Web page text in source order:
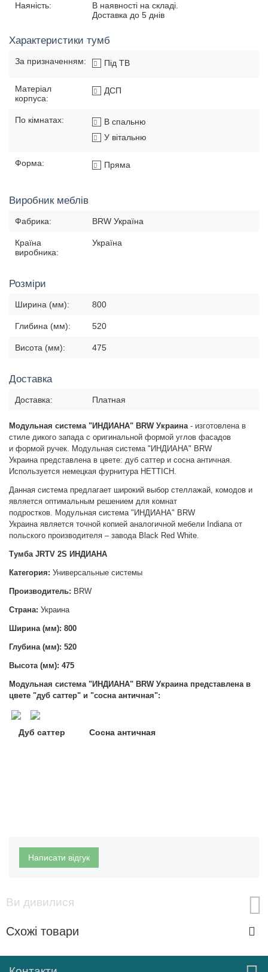
Наяність:
В наявності на складі.
Доставка до 5 днів
Характеристики тумб
За призначенням: Під ТВ
Матеріал
корпуса:
ДСП
По кімнатах:
В спальню
У вітальню
Форма: Пряма
Виробник меблів
Фабрика: BRW Україна
Країна
виробника:
Україна
Розміри
Ширина (мм): 800
Глибина (мм): 520
Висота (мм): 475
Доставка
Доставка: Платная
Модульная система "ИНДИАНА" BRW Украина- изготовлена в
стиле дикого запада с оригинальной формой углов фасадов
и формой ручек. Модульная система "ИНДИАНА" BRW
Украина представлена в цвете: дуб саттер и сосна античная.
Используется немецкая фурнитура HETTICH.
Данная система предлагает широкий выбор стеллажай, комодов и
является оптимальным решением для комнат
подростков. Модульная система "ИНДИАНА" BRW
Украинаявляется точной копией аналогичной мебели Indiana от
польского производителя – завода Black Red White.
Тумба JRTV 2S ИНДИАНА
Категория: Универсальные системы
Производитель: BRW
Страна: Украина
Ширина (мм): 800
Глубина (мм): 520
Высота (мм): 475
Модульная система "ИНДИАНА" BRW Украина представлена в
цвете "дуб саттер" и "сосна античная":
Дуб саттер Сосна античная
Написати відгук
Ви дивилися
Схожі товари